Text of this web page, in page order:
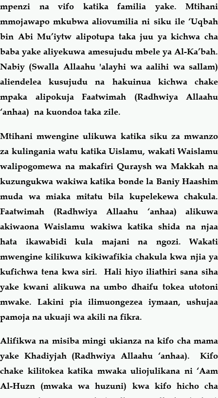
mpenzi na vifo katika familia yake. Mtihani
mmojawapo mkubwa aliovumilia ni siku ile ‘Uqbah
bin Abi Mu’iytw alipotupa taka juu ya kichwa cha
baba yake aliyekuwa amesujudu mbele ya Al-Ka’bah.
Nabiy (Swalla Allaahu 'alayhi wa aalihi wa sallam)
aliendelea kusujudu na hakuinua kichwa chake
mpaka alipokuja Faatwimah (Radhwiya Allaahu
‘anhaa) na kuondoa taka zile.
Mtihani mwengine ulikuwa katika siku za mwanzo
za kulingania watu katika Uislamu, wakati Waislamu
walipogomewa na makafiri Quraysh wa Makkah na
kuzungukwa wakiwa katika bonde la Baniy Haashim
muda wa miaka mitatu bila kupelekewa chakula.
Faatwimah (Radhwiya Allaahu ‘anhaa) alikuwa
akiwaona Waislamu wakiwa katika shida na njaa
hata ikawabidi kula majani na ngozi. Wakati
mwengine kilikuwa kikiwafikia chakula kwa njia ya
kufichwa tena kwa siri. Hali hiyo iliathiri sana siha
yake kwani alikuwa na umbo dhaifu tokea utotoni
mwake. Lakini pia ilimuongezea iymaan, ushujaa
pamoja na ukuaji wa akili na fikra.
Alifikwa na misiba mingi ukianza na kifo cha mama
yake Khadiyjah (Radhwiya Allaahu ‘anhaa).
Kifo
chake kilitokea katika mwaka uliojulikana ni ‘Aam
Al-Huzn (mwaka wa huzuni) kwa kifo hicho cha